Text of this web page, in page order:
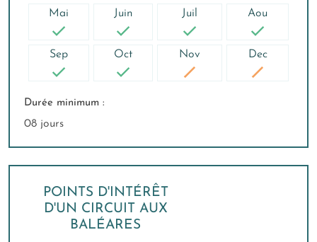
Mai Juin Juil Aou
Sep Oct Nov Dec
Durée minimum :
08 jours
POINTS D'INTÉRÊT
D'UN CIRCUIT AUX
BALÉARES